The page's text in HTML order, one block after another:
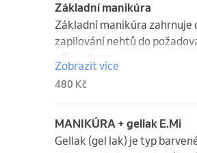
Základní manikúra
Základní manikúra zahrnuje
zapilování nehtů do
přípravkem.
Zobrazit více
480 Kč
MANIKÚRA + gellak E.Mi
Gellak (gel lak) je typ